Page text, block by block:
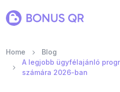
Home
Blog
A legjobb ügyfélajánló
számára 2026-ban